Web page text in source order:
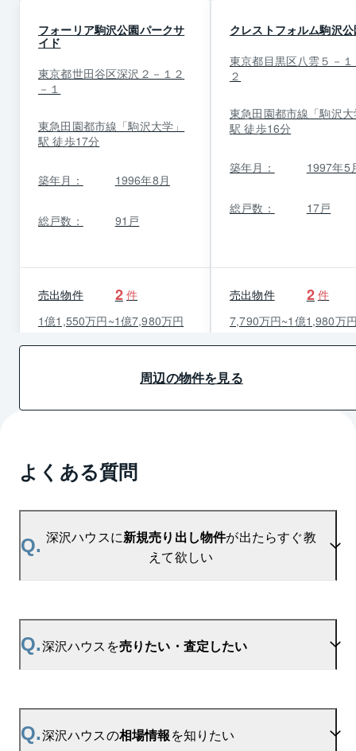
フォーリア駒沢公園パークサ
イド
東京都世田谷区深沢２－１２
－１
東急田園都市線「駒沢大学」
駅 徒歩17分
築年月： 1996年8月
総戸数： 91戸
売出物件 2 件
1億1,550万円~1億7,980万円
クレストフォルム駒沢
東京都目黒区八雲５－
２
東急田園都市線「駒沢
駅 徒歩16分
築年月： 1997年5
総戸数： 17戸
売出物件 2 件
7,790万円~1 億1,980万
周辺の物件を見る
よくある質問
Q. 深沢ハウスに新規売り出し物件が出たらすぐ教
えて欲しい
A.当サイトには、「売り出されたら教えて」リクエス
ト機能がございます。お気に入りのマンションをご
Q.深沢ハウスを売りたい・査定したい
A.深沢ハウスの無料売却査定はお問い合わせフォーム
よりお問い合わせください。
Q.深沢ハウスの相場情報 を知りたい